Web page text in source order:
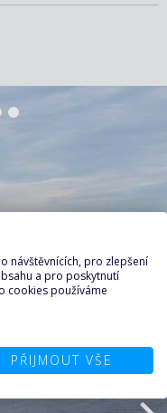
návštěvnících, pro zlepšení
a pro poskytnutí
cookies používáme
PŘIJMOUT VŠE